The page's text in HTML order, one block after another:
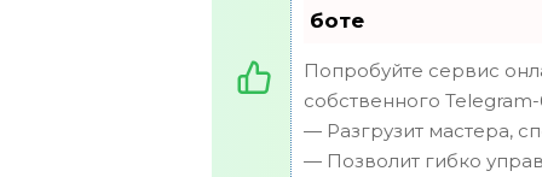
боте
Попробуйте сервис
собственного Telegram-
— Разгрузит мастера,
— Позволит гибко